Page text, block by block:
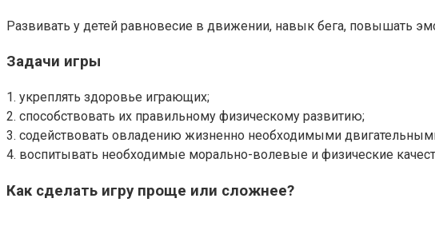
Развивать у детей равновесие в движении, навык бега, повышать
Задачи игры
1. укреплять здоровье играющих;
2. способствовать их правильному физическому развитию;
3. содействовать овладению жизненно необходимыми
4. воспитывать необходимые морально-волевые и физические
Как сделать игру проще или сложнее?